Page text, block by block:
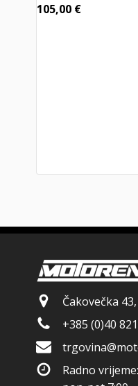
105,00 €
Čakovečka
+385 (0)40
Radno vrijeme: